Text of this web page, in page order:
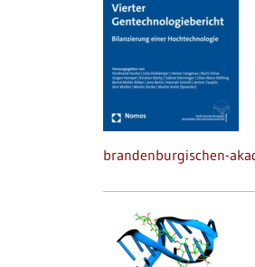
brandenburgischen-